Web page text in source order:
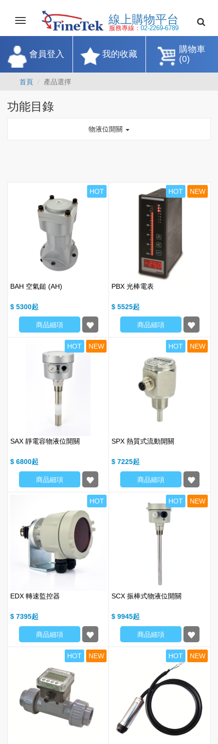
Toggle
navigation
線上購物平
服務專線：02-2269-
購物車
(0)
我的收藏
會員登入
首頁 產品選擇
功能目錄
物液位開關
HOT
BAH 空氣鎚 (AH)
$ 5300
商品細項
HOT NEW
PBX 光棒電表
$ 5525
商品細項
HOT NEW
SAX 靜電容物液位開關
$ 6800
商品細項
HOT NEW
SPX 熱質式流動開關
$ 7225
商品細項
HOT
EDX 轉速監控器
$ 7395
商品細項
HOT NEW
SCX 振棒式物液位開關
$ 9945
商品細項
HOT NEW HOT NEW